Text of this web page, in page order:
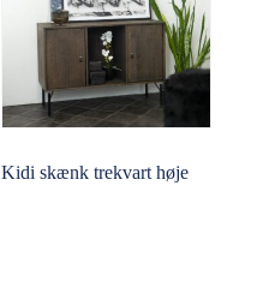
Kidi skænk trekvart høje